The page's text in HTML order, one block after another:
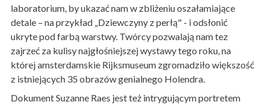
laboratorium, by ukazać nam w zbliżeniu oszałamiające
detale – na przykład „Dziewczyny z perłą" - i odsłonić
ukryte pod farbą warstwy. Twórcy pozwalają nam tez
zajrzeć za kulisy najgłośniejszej wystawy tego roku, na
której amsterdamskie Rijksmuseum zgromadziło większość
z istniejących 35 obrazów genialnego Holendra.
Dokument Suzanne Raes jest też intrygującym portretem